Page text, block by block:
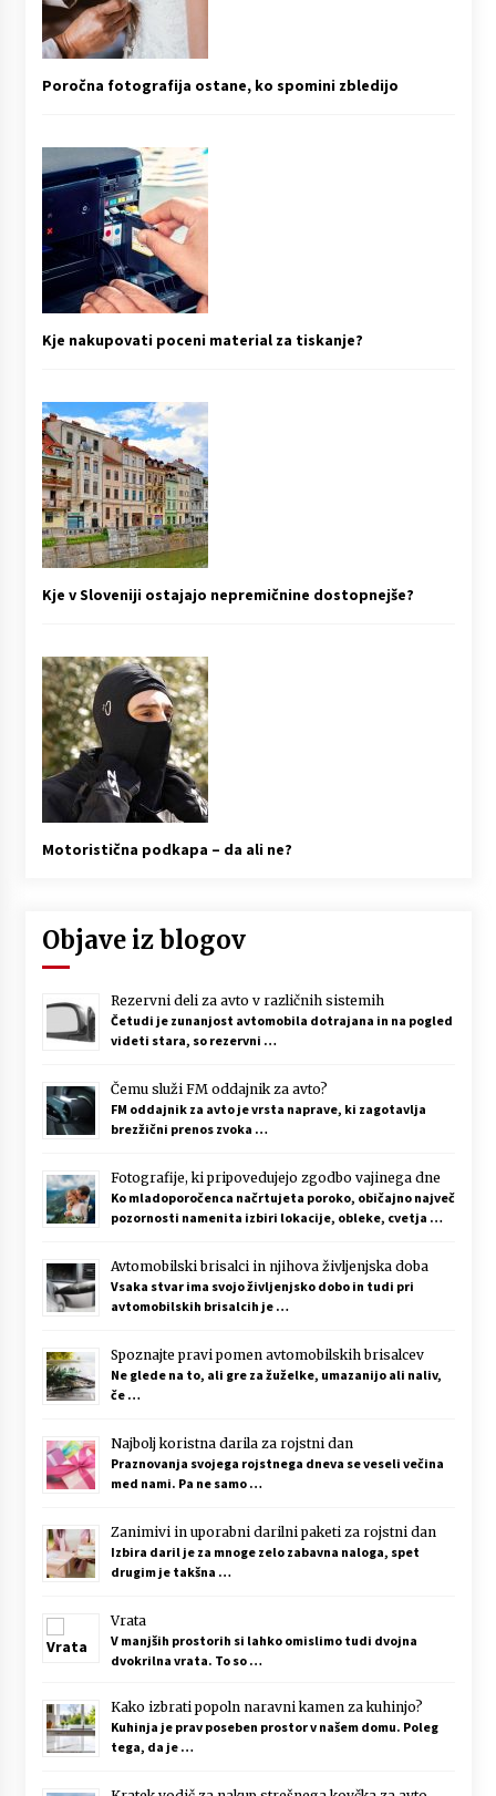
Poročna fotografija ostane, ko spomini zbledijo
Kje nakupovati poceni material za tiskanje?
Kje v Sloveniji ostajajo nepremičnine dostopnejše?
Motoristična podkapa – da ali ne?
Objave iz blogov
Rezervni deli za avto v različnih sistemih
Četudi je zunanjost avtomobila dotrajana in na pogled
videti stara, so rezervni …
Čemu služi FM oddajnik za avto?
FM oddajnik za avto je vrsta naprave, ki zagotavlja
brezžični prenos zvoka …
Fotografije, ki pripovedujejo zgodbo vajinega dne
Ko mladoporočenca načrtujeta poroko, običajno največ
pozornosti namenita izbiri lokacije, obleke, cvetja …
Avtomobilski brisalci in njihova življenjska doba
Vsaka stvar ima svojo življenjsko dobo in tudi pri
avtomobilskih brisalcih je …
Spoznajte pravi pomen avtomobilskih brisalcev
Ne glede na to, ali gre za žuželke, umazanijo ali naliv,
če …
Najbolj koristna darila za rojstni dan
Praznovanja svojega rojstnega dneva se veseli večina
med nami. Pa ne samo …
Zanimivi in uporabni darilni paketi za rojstni dan
Izbira daril je za mnoge zelo zabavna naloga, spet
drugim je takšna …
Vrata
V manjših prostorih si lahko omislimo tudi dvojna
dvokrilna vrata. To so …
Kako izbrati popoln naravni kamen za kuhinjo?
Kuhinja je prav poseben prostor v našem domu. Poleg
tega, da je …